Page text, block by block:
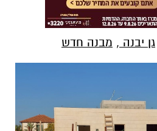
גן יבנה , מבנה חדש